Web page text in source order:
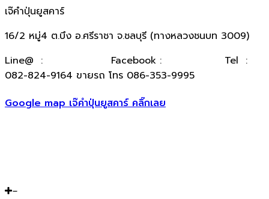
เจ๊คำปุ่นยูสคาร์
16/2 หมู่4 ต.บึง อ.ศรีราชา จ.ชลบุรี (ทางหลวงชนบท 3009)
​Line@ :
Facebook :
Tel :
082-824-9164 ขายรถ โทร 086-353-9995
Google map เจ๊คำปุ่นยูสคาร์ คลิ๊กเลย